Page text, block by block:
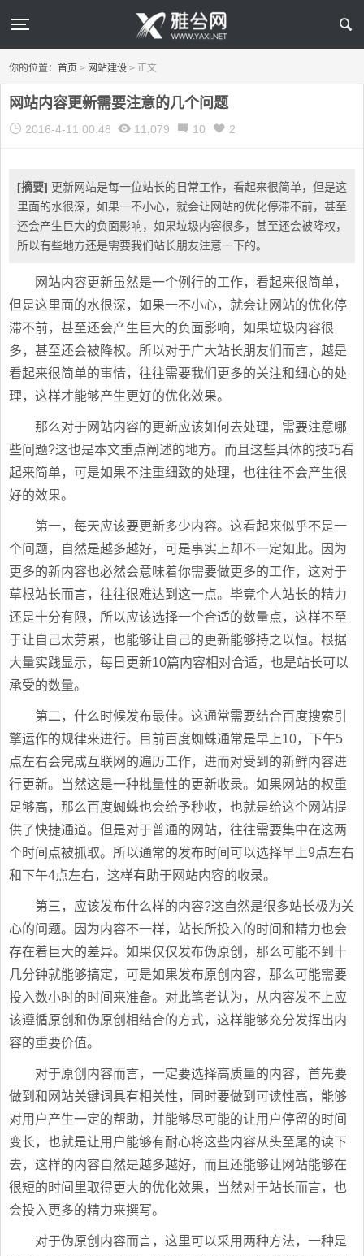
你的位置：首页 > 网站建设 > 正文
网站内容更新需要注意的几个问题
2016-4-11 00:48 11,079 10 2
[摘要] 更新网站是每一位站长的日常工作，看起来很简单，但是这
里面的水很深，如果一不小心，就会让网站的优化停滞不前，甚至
还会产生巨大的负面影响，如果垃圾内容很多，甚至还会被降权，
所以有些地方还是需要我们站长朋友注意一下的。
网站内容更新虽然是一个例行的工作，看起来很简单，
但是这里面的水很深，如果一不小心，就会让网站的优化停
滞不前，甚至还会产生巨大的负面影响，如果垃圾内容很
多，甚至还会被降权。所以对于广大站长朋友们而言，越是
看起来很简单的事情，往往需要我们更多的关注和细心的处
理，这样才能够产生更好的优化效果。
那么对于网站内容的更新应该如何去处理，需要注意哪
些问题?这也是本文重点阐述的地方。而且这些具体的技巧看
起来简单，可是如果不注重细致的处理，也往往不会产生很
好的效果。
第一，每天应该要更新多少内容。这看起来似乎不是一
个问题，自然是越多越好，可是事实上却不一定如此。因为
更多的新内容也必然会意味着你需要做更多的工作，这对于
草根站长而言，往往很难达到这一点。毕竟个人站长的精力
还是十分有限，所以应该选择一个合适的数量点，这样不至
于让自己太劳累，也能够让自己的更新能够持之以恒。根据
大量实践显示，每日更新10篇内容相对合适，也是站长可以
承受的数量。
第二，什么时候发布最佳。这通常需要结合百度搜索引
擎运作的规律来进行。目前百度蜘蛛通常是早上10，下午5
点左右会完成互联网的遍历工作，进而对受到的新鲜内容进
行更新。当然这是一种批量性的更新收录。如果网站的权重
足够高，那么百度蜘蛛也会给予秒收，也就是给这个网站提
供了快捷通道。但是对于普通的网站，往往需要集中在这两
个时间点被抓取。所以通常的发布时间可以选择早上9点左右
和下午4点左右，这样有助于网站内容的收录。
第三，应该发布什么样的内容?这自然是很多站长极为关
心的问题。因为内容不一样，站长所投入的时间和精力也会
存在着巨大的差异。如果仅仅发布伪原创，那么可能不到十
几分钟就能够搞定，可是如果发布原创内容，那么可能需要
投入数小时的时间来准备。对此笔者认为，从内容发不上应
该遵循原创和伪原创相结合的方式，这样能够充分发挥出内
容的重要价值。
对于原创内容而言，一定要选择高质量的内容，首先要
做到和网站关键词具有相关性，同时要做到可读性高，能够
对用户产生一定的帮助，并能够尽可能的让用户停留的时间
变长，也就是让用户能够有耐心将这些内容从头至尾的读下
去，这样的内容自然是越多越好，而且还能够让网站能够在
很短的时间里取得更大的优化效果，当然对于站长而言，也
会投入更多的精力来撰写。
对于伪原创内容而言，这里可以采用两种方法，一种是